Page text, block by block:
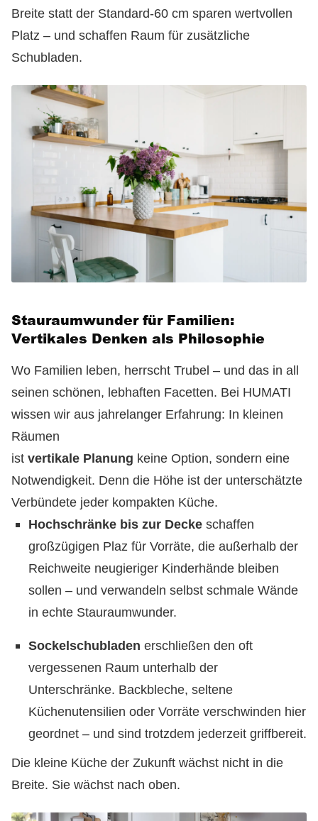
Breite statt der Standard-60 cm sparen wertvollen
Platz – und schaffen Raum für zusätzliche
Schubladen.
Stauraumwunder für Familien:
Vertikales Denken als Philosophie
Wo Familien leben, herrscht Trubel – und das in all
seinen schönen, lebhaften Facetten. Bei HUMATI
wissen wir aus jahrelanger Erfahrung: In kleinen
Räumen
ist vertikale Planung keine Option, sondern eine
Notwendigkeit. Denn die Höhe ist der unterschätzte
Verbündete jeder kompakten Küche.
Hochschränke bis zur Decke schaffen
großzügigen Plaz für Vorräte, die außerhalb der
Reichweite neugieriger Kinderhände bleiben
sollen – und verwandeln selbst schmale Wände
in echte Stauraumwunder.
Sockelschubladen erschließen den oft
vergessenen Raum unterhalb der
Unterschränke. Backbleche, seltene
Küchenutensilien oder Vorräte verschwinden hier
geordnet – und sind trotzdem jederzeit griffbereit.
Die kleine Küche der Zukunft wächst nicht in die
Breite. Sie wächst nach oben.